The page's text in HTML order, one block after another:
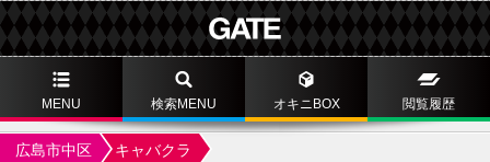
MENU 検索MENU オキニBOX 閲覧履歴
広島市中区 キャバクラ